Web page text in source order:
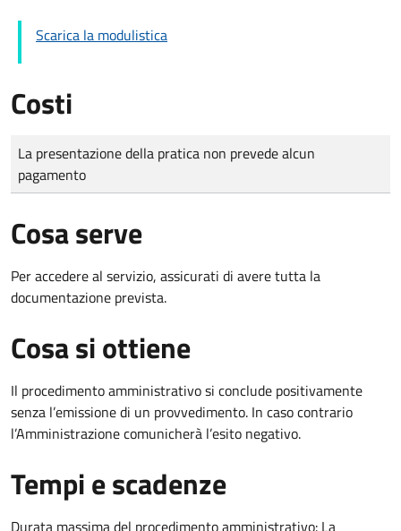
Scarica la modulistica
Costi
Tipo di pagamento
Importo
La presentazione della pratica non prevede alcun
pagamento
Cosa serve
Per accedere al servizio, assicurati di avere tutta la
documentazione prevista.
Cosa si ottiene
Il procedimento amministrativo si conclude positivamente
senza l’emissione di un provvedimento. In caso contrario
l’Amministrazione comunicherà l’esito negativo.
Tempi e scadenze
Durata massima del procedimento amministrativo: La